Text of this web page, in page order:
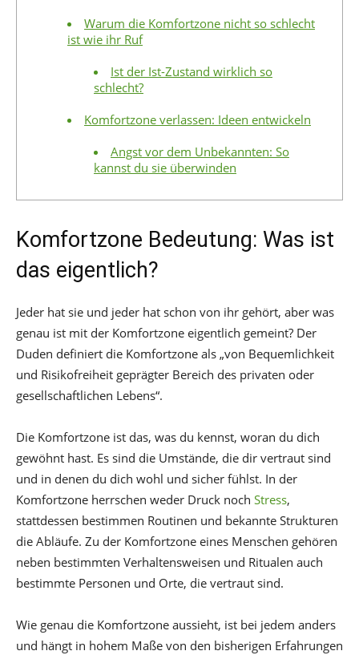
Warum die Komfortzone nicht so schlecht
ist wie ihr Ruf
Ist der Ist-Zustand wirklich so
schlecht?
Komfortzone verlassen: Ideen entwickeln
Angst vor dem Unbekannten: So
kannst du sie überwinden
Komfortzone Bedeutung: Was ist
das eigentlich?
Jeder hat sie und jeder hat schon von ihr gehört, aber was
genau ist mit der Komfortzone eigentlich gemeint? Der
Duden definiert die Komfortzone als „von Bequemlichkeit
und Risikofreiheit geprägter Bereich des privaten oder
gesellschaftlichen Lebens“.
Die Komfortzone ist das, was du kennst, woran du dich
gewöhnt hast. Es sind die Umstände, die dir vertraut sind
und in denen du dich wohl und sicher fühlst. In der
Komfortzone herrschen weder Druck noch Stress,
stattdessen bestimmen Routinen und bekannte Strukturen
die Abläufe. Zu der Komfortzone eines Menschen gehören
neben bestimmten Verhaltensweisen und Ritualen auch
bestimmte Personen und Orte, die vertraut sind.
Wie genau die Komfortzone aussieht, ist bei jedem anders
und hängt in hohem Maße von den bisherigen Erfahrungen